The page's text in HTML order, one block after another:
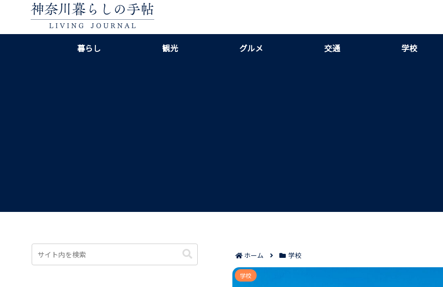
暮らし 観光 グルメ 交通 学校
ホーム 学校
学校